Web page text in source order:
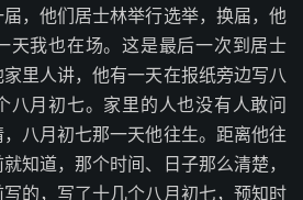
他们居士林举行选举，换届，他
天我也在场。这是最后一次到居士
里人讲，他有一天在报纸旁边写八
八月初七。家里的人也没有人敢问
八月初七那一天他往生。距离他往
知道，那个时间、日子那么清楚，
的，写了十几个八月初七，预知时